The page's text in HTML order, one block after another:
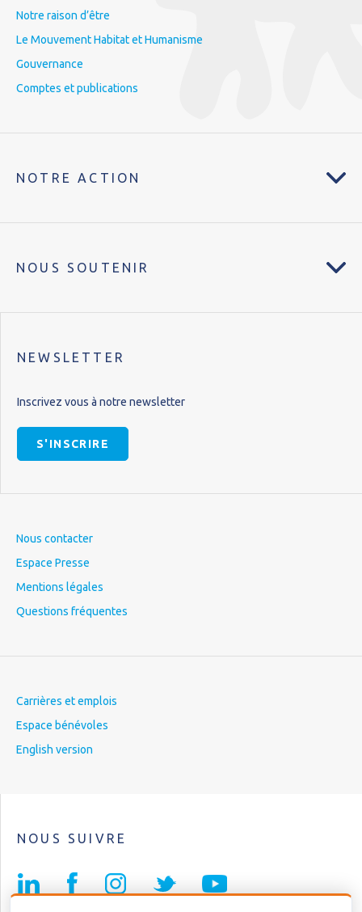
Notre raison d’être
Le Mouvement Habitat et Humanisme
Gouvernance
Comptes et publications
NOTRE ACTION
NOUS SOUTENIR
NEWSLETTER
Inscrivez vous à notre newsletter
S'INSCRIRE
Nous contacter
Espace Presse
Mentions légales
Questions fréquentes
Carrières et emplois
Espace bénévoles
English version
NOUS SUIVRE